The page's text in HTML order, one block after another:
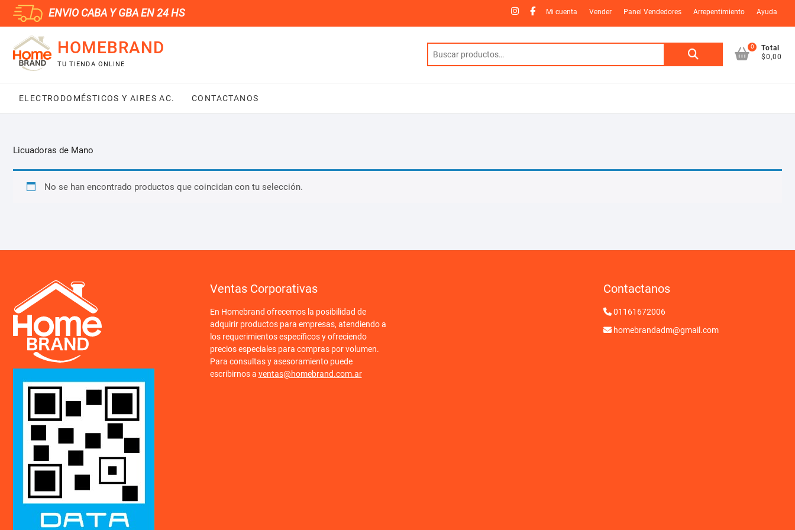
Saltar
contenido
ENVIO CABA Y GBA EN 24 HS Instagram
Facebook
Mi cuenta Vender Panel Vendedores Arrepentimiento Ayuda
HOMEBRAND
TU TIENDA ONLINE
Buscar
0
Total
$0,00
ELECTRODOMÉSTICOS Y AIRES AC. CONTACTANOS
Licuadoras de Mano
No se han encontrado productos que coincidan con tu selección.
Ventas Corporativas
En Homebrand ofrecemos la posibilidad de
adquirir productos para empresas, atendiendo a
los requerimientos específicos y ofreciendo
precios especiales para compras por volumen.
Para consultas y asesoramiento puede
escribirnos a ventas@homebrand.com.ar
Contactanos
01161672006
homebrandadm@gmail.com